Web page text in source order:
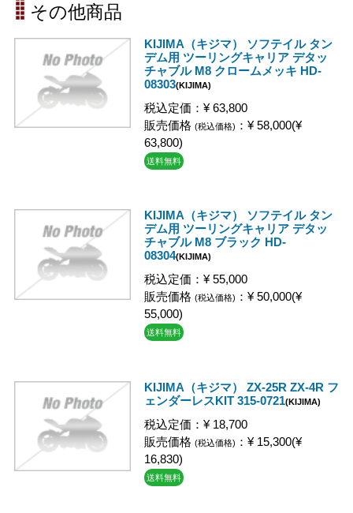
その他商品
KIJIMA（キジマ） ソフテイル タン
デム用 ツーリングキャリア デタッ
チャブル M8 クロームメッキ HD-
08303(KIJIMA)
税込定価：¥ 63,800
販売価格 (税込価格) ：¥ 58,000(¥
63,800)
送料無料
KIJIMA（キジマ） ソフテイル タン
デム用 ツーリングキャリア デタッ
チャブル M8 ブラック HD-
08304(KIJIMA)
税込定価：¥ 55,000
販売価格 (税込価格) ：¥ 50,000(¥
55,000)
送料無料
KIJIMA（キジマ） ZX-25R ZX-4R フ
ェンダーレスKIT 315-0721(KIJIMA)
税込定価：¥ 18,700
販売価格 (税込価格) ：¥ 15,300(¥
16,830)
送料無料